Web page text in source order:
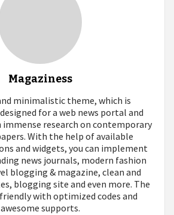
Magaziness
minimalistic theme, which is
for a web news portal and
research on contemporary
With the help of available
and widgets, you can implement
news journals, modern fashion
blogging & magazine, clean and
blogging site and even more. The
with optimized codes and
awesome supports.